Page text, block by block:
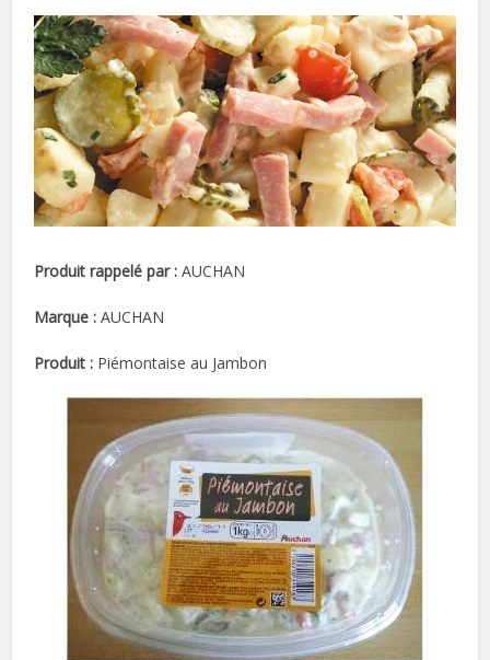
Produit rappelé par : AUCHAN
Marque : AUCHAN
Produit : Piémontaise au Jambon